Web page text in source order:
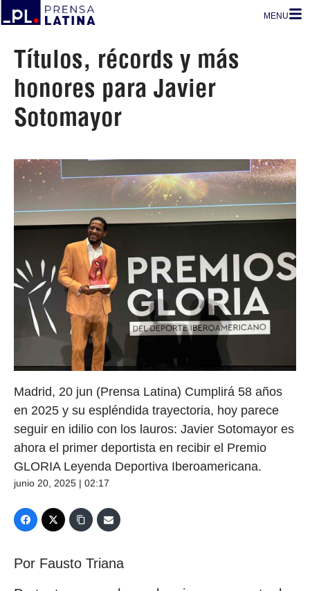
MENU
Títulos, récords y más
honores para Javier
Sotomayor
Madrid, 20 jun (Prensa Latina) Cumplirá 58 años
en 2025 y su espléndida trayectoria, hoy parece
seguir en idilio con los lauros: Javier Sotomayor es
ahora el primer deportista en recibir el Premio
GLORIA Leyenda Deportiva Iberoamericana.
junio 20, 2025 | 02:17
Por Fausto Triana